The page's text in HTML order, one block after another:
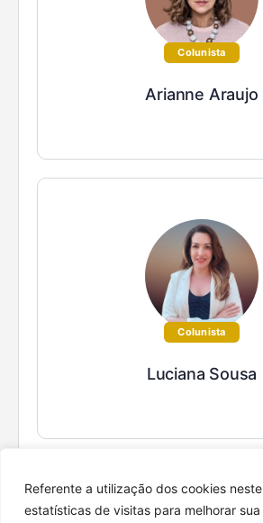
Referente a utilização dos cookies
estatísticas de visitas para melhorar
Colunista
Arianne Araujo
Colunista
Luciana Sousa